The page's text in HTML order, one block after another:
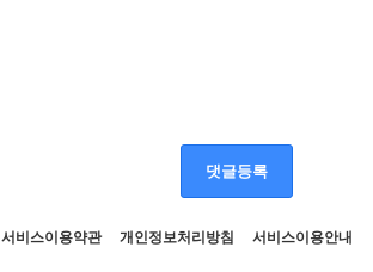
댓글등록
서비스이용약관 개인정보처리방침 서비스이용안내